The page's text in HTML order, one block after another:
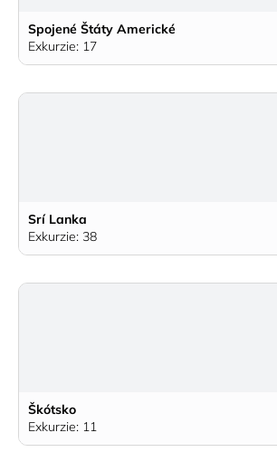
Spojené Štáty Americké
Exkurzie: 17
Srí Lanka
Exkurzie: 38
Škótsko
Exkurzie: 11